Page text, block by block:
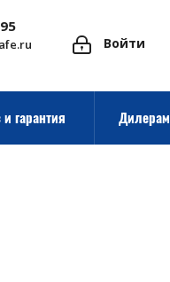
Войти
гарантия Дилерам